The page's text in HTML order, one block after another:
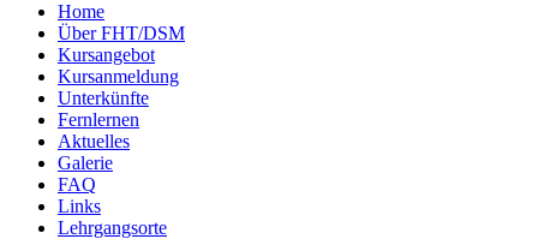
Hauptmenü
Home
Über FHT/DSM
Kursangebot
Kursanmeldung
Unterkünfte
Fernlernen
Aktuelles
Galerie
FAQ
Links
Lehrgangsorte